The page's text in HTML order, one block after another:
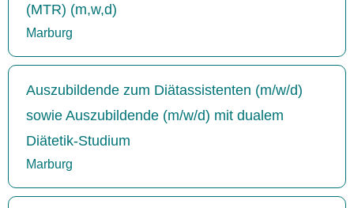
(MTR) (m,w,d)
Marburg
Auszubildende zum Diätassistenten (m/w/d)
sowie Auszubildende (m/w/d) mit dualem
Diätetik-Studium
Marburg